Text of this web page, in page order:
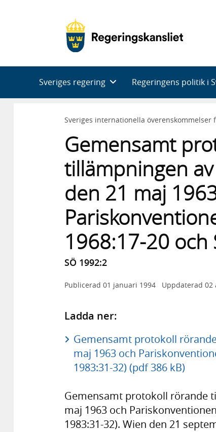
Sveriges regering Regeringens politik i
Sveriges internationella överenskommelser
Gemensamt
tillämpningen
den 21 maj
1968:17-20 och
SÖ 1992:2
Publicerad 01 januari 1994 Uppdaterad 02
Ladda ner:
Gemensamt protokoll
maj 1963 och
1983:31-32) (pdf 386 kB)
Gemensamt protokoll rörande
maj 1963 och
1983:31-32). Wien den 21